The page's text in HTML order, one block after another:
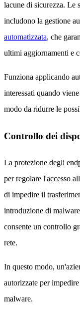
lacune di sicurezza. Le
includono la gestione
automatizzata, che
ultimi aggiornamenti e
Funziona applicando
interessati quando
modo da ridurre le
Controllo dei
La protezione degli
per regolare l'accesso
di impedire il
introduzione di
consente un controllo
rete.
In questo modo,
autorizzate per
malware.